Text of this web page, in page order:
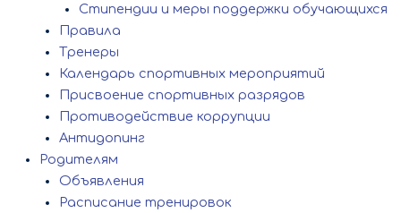
Стипендии и меры поддержки обучающихся
Правила
Тренеры
Календарь спортивных мероприятий
Присвоение спортивных разрядов
Противодействие коррупции
Антидопинг
Родителям
Объявления
Расписание тренировок